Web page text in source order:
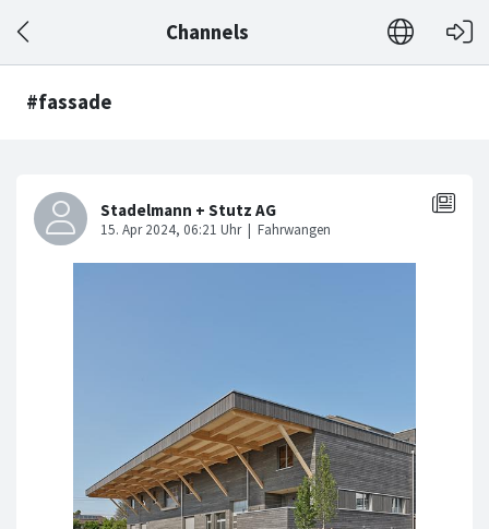
Channels
#fassade